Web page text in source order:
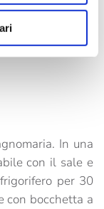
con
In una
con il sale e
per 30
con bocchetta a